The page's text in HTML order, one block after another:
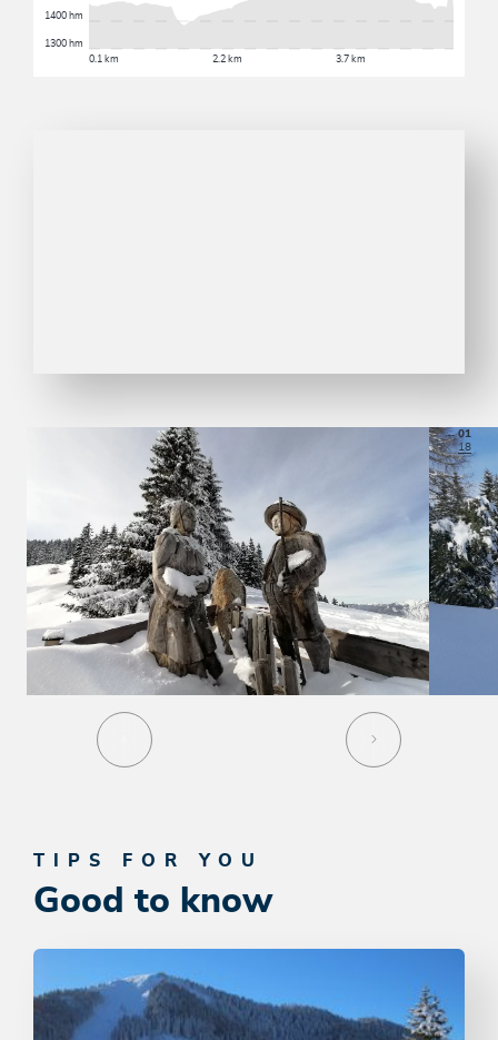
0.1 km 2.2 km 3.7 km
1300 hm
1400 hm
01
18
TIPS FOR YOU
Good to know